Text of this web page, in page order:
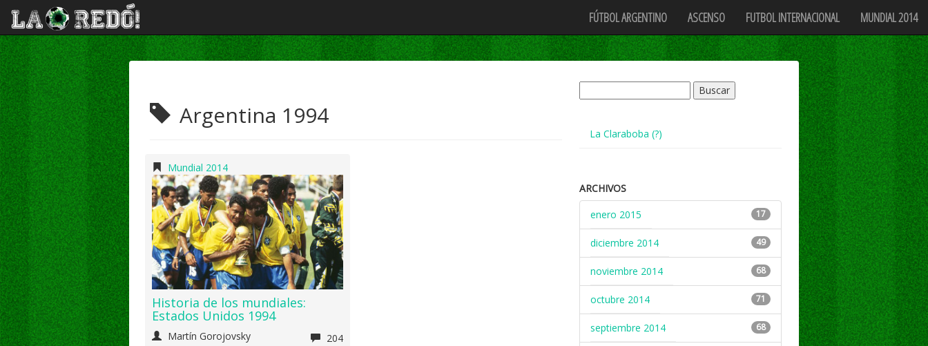
FÚTBOL ARGENTINO ASCENSO FUTBOL INTERNACIONAL MUNDIAL 2014
Argentina 1994
Mundial 2014
Historia de los mundiales:
Estados Unidos 1994
Martín Gorojovsky
204
La Claraboba (?)
ARCHIVOS
enero 2015
17
diciembre 2014 49
noviembre 2014 68
octubre 2014 71
septiembre 2014 68